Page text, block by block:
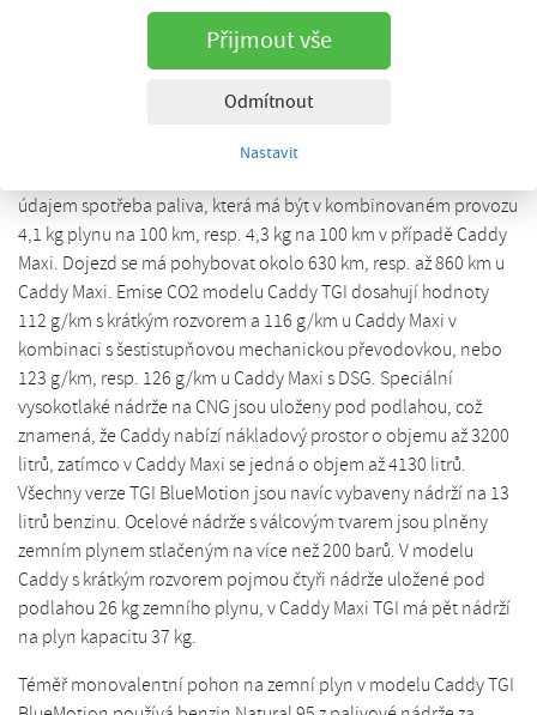
Přijmout vše
Odmítnout
Nastavit
disponuje výkonem 81 kW (110 k) od 4800 do 6000 min-1 a
točivým momentem 200 N.m od 1500 do 3500 min-1.
Volkswagen Užitkové vozy uvádí pro užitkovou i osobní verzi
maximální rychlost 174 km/h s manuální převodovkou a 172
údajem spotřeba paliva, která má být v kombinovaném provozu
4,1 kg plynu na 100 km, resp. 4,3 kg na 100 km v případě Caddy
Maxi. Dojezd se má pohybovat okolo 630 km, resp. až 860 km u
Caddy Maxi. Emise CO2 modelu Caddy TGI dosahují hodnoty
112 g/km s krátkým rozvorem a 116 g/km u Caddy Maxi v
kombinaci s šestistupňovou mechanickou převodovkou, nebo
123 g/km, resp. 126 g/km u Caddy Maxi s DSG. Speciální
vysokotlaké nádrže na CNG jsou uloženy pod podlahou, což
znamená, že Caddy nabízí nákladový prostor o objemu až 3200
litrů, zatímco v Caddy Maxi se jedná o objem až 4130 litrů.
Všechny verze TGI BlueMotion jsou navíc vybaveny nádrží na 13
litrů benzinu. Ocelové nádrže s válcovým tvarem jsou plněny
zemním plynem stlačeným na více než 200 barů. V modelu
Caddy s krátkým rozvorem pojmou čtyři nádrže uložené pod
podlahou 26 kg zemního plynu, v Caddy Maxi TGI má pět nádrží
na plyn kapacitu 37 kg.
Téměř monovalentní pohon na zemní plyn v modelu Caddy TGI